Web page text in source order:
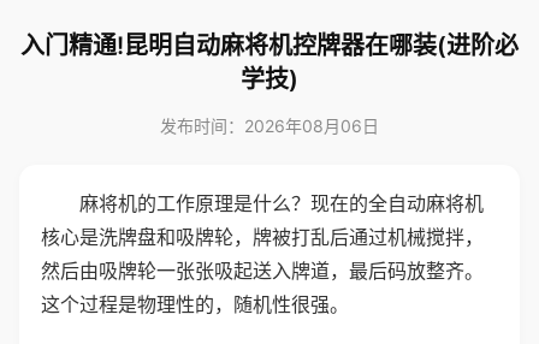
入门精通!昆明自动麻将机控牌器在哪装(进阶必
学技)
发布时间：2026年08月06日
麻将机的工作原理是什么？现在的全自动麻将机
核心是洗牌盘和吸牌轮，牌被打乱后通过机械搅拌，
然后由吸牌轮一张张吸起送入牌道，最后码放整齐。
这个过程是物理性的，随机性很强。